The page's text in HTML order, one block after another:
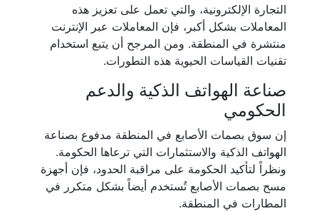
التجارة الإلكترونية، والتي تعمل على تعزيز هذه
المعاملات بشكل أكبر، فإن المعاملات عبر الإنترنت
منتشرة في المنطقة. ومن المرجح أن يتبع استخدام
تقنيات القياسات الحيوية هذه التطورات.
صناعة الهواتف الذكية والدعم
الحكومي
إن سوق بصمات الأصابع في المنطقة مدفوع بصناعة
الهواتف الذكية والاستثمارات التي ترعاها الحكومة.
ونظراً لتأكيد الحكومة على مراقبة الحدود، فإن أجهزة
مسح بصمات الأصابع تُستخدم أيضاً بشكل متكرر في
المطارات في المنطقة.